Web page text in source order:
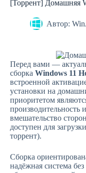
образы
[Торрент] Домашняя
Автор:
Перед вами —
сборка Windows 11
встроенной
установки на
приоритетом
производительность
вмешательство
доступен для
торрент).
Сборка
надёжная система